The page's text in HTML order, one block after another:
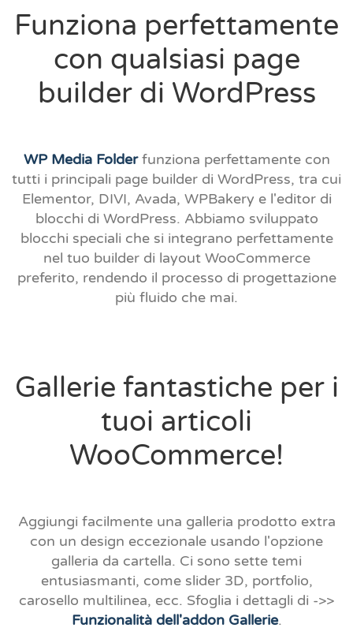
Funziona perfettamente
con qualsiasi page
builder di WordPress
WP Media Folderfunziona perfettamente con
tutti i principali page builder di WordPress, tra cui
Elementor, DIVI, Avada, WPBakery e l'editor di
blocchi di WordPress. Abbiamo sviluppato
blocchi speciali che si integrano perfettamente
nel tuo builder di layout WooCommerce
preferito, rendendo il processo di progettazione
più fluido che mai.
Gallerie fantastiche per i
tuoi articoli
WooCommerce!
Aggiungi facilmente una galleria prodotto extra
con un design eccezionale usando l'opzione
galleria da cartella. Ci sono sette temi
entusiasmanti, come slider 3D, portfolio,
carosello multilinea, ecc. Sfoglia i dettagli di ->>
Funzionalità dell'addon Gallerie.